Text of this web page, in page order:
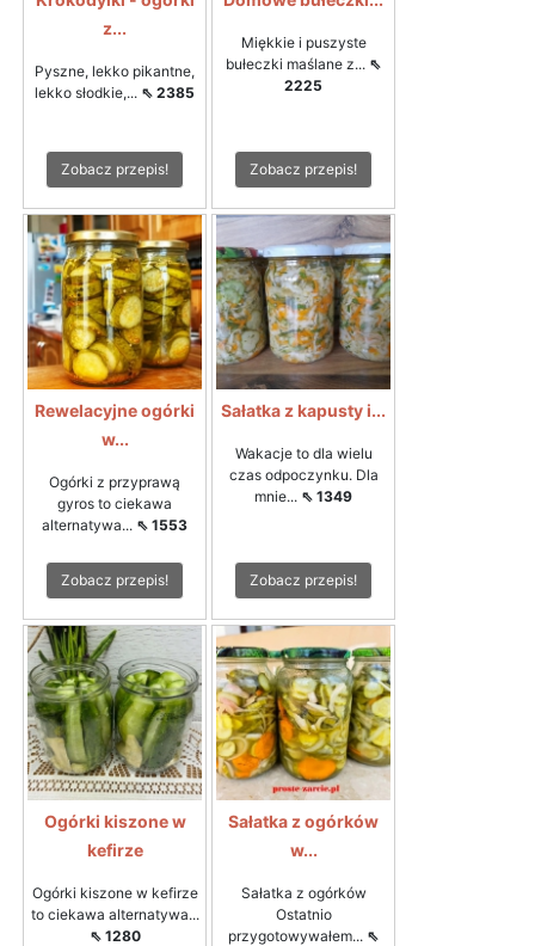
z...
Pyszne, lekko pikantne,
lekko słodkie,... ⇖ 2385
Zobacz przepis!
Miękkie i puszyste
bułeczki maślane z... ⇖
2225
Zobacz przepis!
Rewelacyjne ogórki
w...
Ogórki z przyprawą
gyros to ciekawa
alternatywa... ⇖ 1553
Zobacz przepis!
Sałatka z kapusty i...
Wakacje to dla wielu
czas odpoczynku. Dla
mnie... ⇖ 1349
Zobacz przepis!
Ogórki kiszone w
kefirze
Ogórki kiszone w kefirze
to ciekawa alternatywa...
⇖ 1280
Sałatka z ogórków
w...
Sałatka z ogórków
Ostatnio
przygotowywałem... ⇖